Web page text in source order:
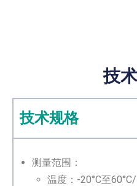
技
技术规格
测量范围：
温度：-20°C至